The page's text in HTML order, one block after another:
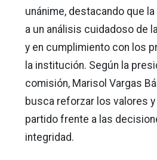
unánime, destacando que
a un análisis cuidadoso de
y en cumplimiento con los
la institución. Según la
comisión, Marisol Vargas
busca reforzar los valores y
partido frente a las
integridad.